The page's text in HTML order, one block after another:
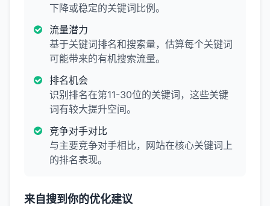
下降或稳定的关键词比例。
流量潜力
基于关键词排名和搜索量，估算每个关键词
可能带来的有机搜索流量。
排名机会
识别排名在第11-30位的关键词，这些关键
词有较大提升空间。
竞争对手对比
与主要竞争对手相比，网站在核心关键词上
的排名表现。
来自搜到你的优化建议